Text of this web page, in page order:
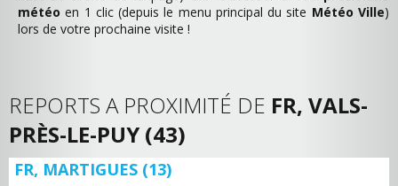
météo en 1 clic (depuis le menu principal du site Météo Ville)
lors de votre prochaine visite !
REPORTS A PROXIMITÉ DE FR, VALS-
PRÈS-LE-PUY (43)
FR, MARTIGUES (13)